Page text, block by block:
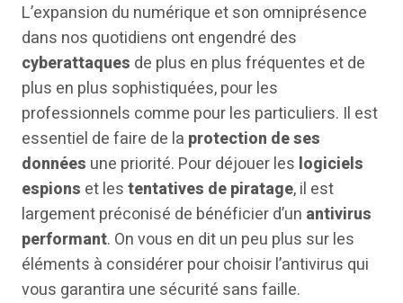
L’expansion du numérique et son omniprésence
dans nos quotidiens ont engendré des
cyberattaques de plus en plus fréquentes et de
plus en plus sophistiquées, pour les
professionnels comme pour les particuliers. Il est
essentiel de faire de la protection de ses
données une priorité. Pour déjouer les logiciels
espions et lestentatives de piratage, il est
largement préconisé de bénéficier d’un antivirus
performant. On vous en dit un peu plus sur les
éléments à considérer pour choisir l’antivirus qui
vous garantira une sécurité sans faille.